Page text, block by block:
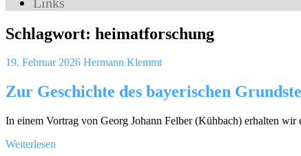
Schlagwort: heimatforschung
19. Februar 2026 Hermann Klemmt
Zur Geschichte des bayerischen
In einem Vortrag von Georg Johann Felber (Kühbach) erhalten
Weiterlesen